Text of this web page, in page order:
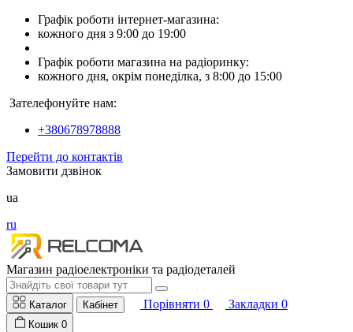
Графік роботи інтернет-магазина:
кожного дня з 9:00 до 19:00
Графік роботи магазина на радіоринку:
кожного дня, окрім понеділка, з 8:00 до 15:00
Зателефонуйте нам:
+380678978888
Перейти до контактів
Замовити дзвінок
ua
ru
Магазин радіоелектроніки та радіодеталей
Каталог Кабінет Порівняти 0 Закладки 0
Кошик 0